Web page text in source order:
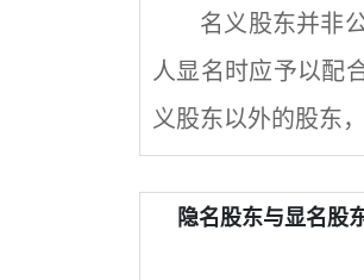
名义股东并非
人显名时应予以配
义股东以外的股东
隐名股东与显名股